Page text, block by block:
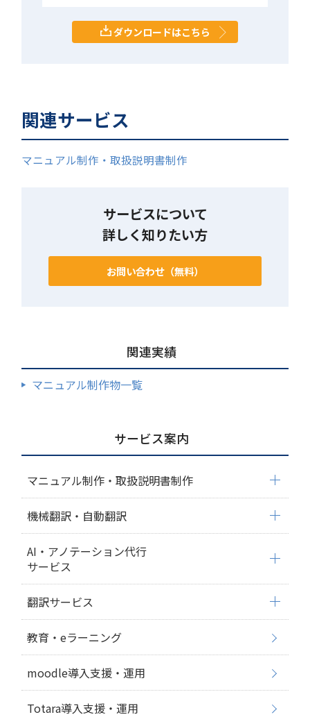
ダウンロードはこちら
関連サービス
マニュアル制作・取扱説明書制作
サービスについて
詳しく知りたい方
お問い合わせ（無料）
関連実績
マニュアル制作物一覧
サービス案内
マニュアル制作・取扱説明書制作
機械翻訳・自動翻訳
AI・アノテーション代行
サービス
翻訳サービス
教育・eラーニング
moodle導入支援・運用
Totara導入支援・運用